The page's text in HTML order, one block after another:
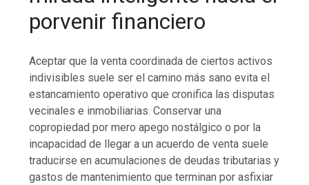
porvenir financiero
Aceptar que la venta coordinada de ciertos activos
indivisibles suele ser el camino más sano evita el
estancamiento operativo que cronifica las disputas
vecinales e inmobiliarias. Conservar una
copropiedad por mero apego nostálgico o por la
incapacidad de llegar a un acuerdo de venta suele
traducirse en acumulaciones de deudas tributarias y
gastos de mantenimiento que terminan por asfixiar